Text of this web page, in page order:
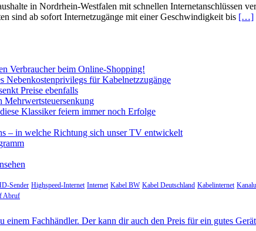
in Nordrhein-Westfalen mit schnellen
sind ab sofort Internetzugänge mit einer Geschwindigkeit bis […]
Verbraucher beim Online-Shopping!
Nebenkostenprivilegs für Kabelnetzzugänge
Preise ebenfalls
Klassiker feiern immer noch Erfolge
– in welche Richtung sich unser TV entwickelt
Sender Highspeed-Internet Internet Kabel BW Kabel Deutschland Kabelinternet
Abruf
einem Fachhändler. Der kann dir auch den Preis für ein gutes